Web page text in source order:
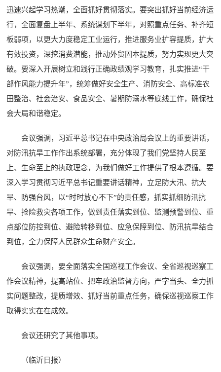
迅速兴起学习热潮，全面抓好贯彻落实。要突出抓好当前经济运
行，全面复盘上半年、系统谋划下半年，对照重点任务、补齐短
板弱项，以更大力度稳定工业运行，推进服务业扩容提质，扩大
有效投资，深挖消费潜能，推动外贸固本提质，努力实现更大突
破。要深入开展树立和践行正确政绩观学习教育，扎实推进“干
部作风能力提升年”，统筹做好安全生产、消防安全、高标准农
田整治、社会治安、食品安全、暑期防溺水等底线工作，确保社
会大局和谐稳定。
会议强调，习近平总书记在中央政治局会议上的重要讲话，
对防汛抗旱工作作出系统部署，充分体现了我们党坚持人民至
上、生命至上的执政理念，为我们做好工作提供了根本遵循。要
深入学习贯彻习近平总书记重要讲话精神，立足防大汛、抗大
旱、防强台风，以“时时放心不下”的责任感，抓实抓细防汛抗
旱、抢险救灾各项工作，做到责任落实到位、监测预警到位、重
点部位防控到位、避险转移到位、应急保障到位、防汛抗旱结合
到位，全力保障人民群众生命财产安全。
会议强调，要全面落实全国巡视工作会议、全省巡视巡察工
作会议精神，提高站位、把牢政治监督方向，严字当头、全力抓
实问题整改，提质增效、抓好当前重点任务，确保巡视巡察工作
取得实实在在成效。
会议还研究了其他事项。
（临沂日报）